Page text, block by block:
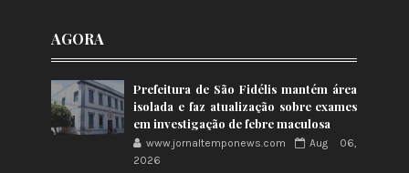
AGORA
Prefeitura de São Fidélis mantém área
isolada e faz atualização sobre exames
em investigação de febre maculosa
www.jornaltemponews.com
Aug 06,
2026